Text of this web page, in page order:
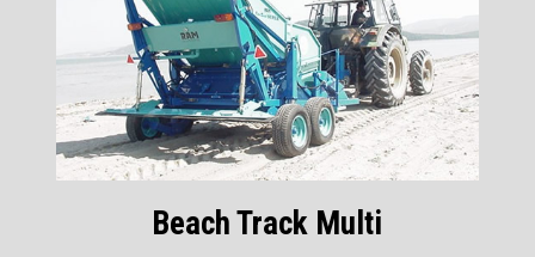
Beach Track Multi